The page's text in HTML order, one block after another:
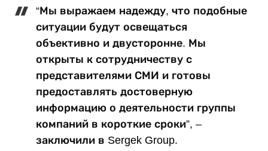
“Мы выражаем надежду, что подобные
ситуации будут освещаться
объективно и двусторонне. Мы
открыты к сотрудничеству с
представителями СМИ и готовы
предоставлять достоверную
информацию о деятельности группы
компаний в короткие сроки”, –
заключили в Sergek Group.